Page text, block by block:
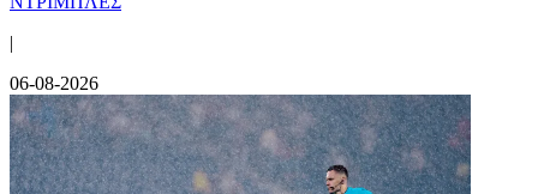
|
06-08-2026